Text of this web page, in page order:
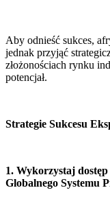
Aby odnieść sukces,
jednak przyjąć
złożonościach rynku
potencjał.
Strategie Sukcesu
1. Wykorzystaj
Globalnego Systemu